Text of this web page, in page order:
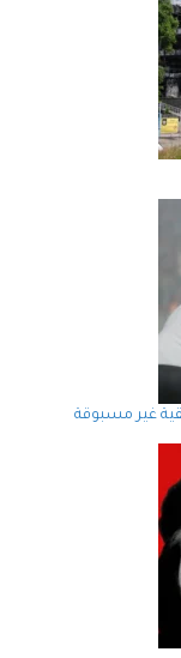
غير مسبوقة